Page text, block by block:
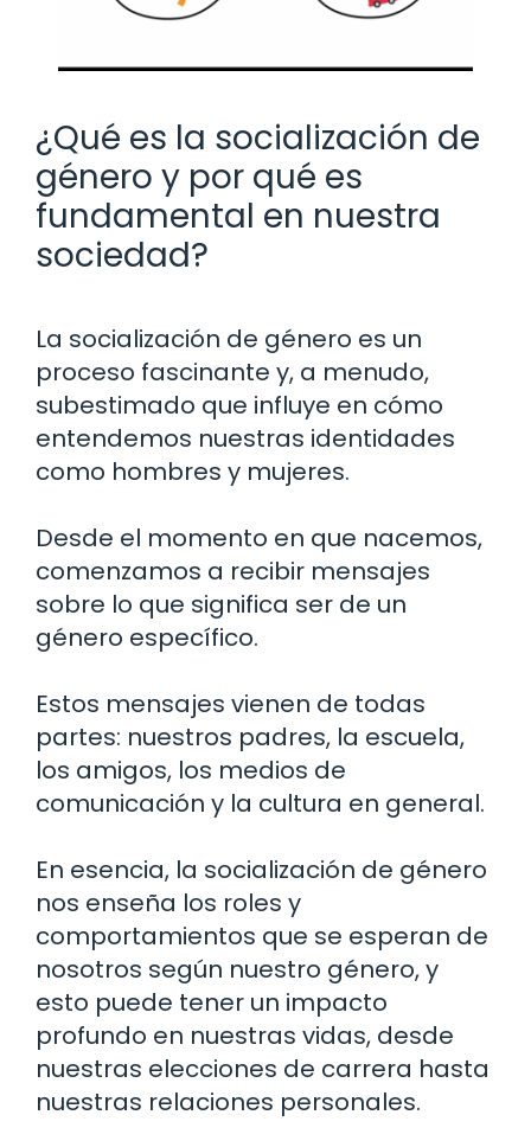
¿Qué es la socialización de
género y por qué es
fundamental en nuestra
sociedad?
La socialización de género es un
proceso fascinante y, a menudo,
subestimado que influye en cómo
entendemos nuestras identidades
como hombres y mujeres.
Desde el momento en que nacemos,
comenzamos a recibir mensajes
sobre lo que significa ser de un
género específico.
Estos mensajes vienen de todas
partes: nuestros padres, la escuela,
los amigos, los medios de
comunicación y la cultura en general.
En esencia, la socialización de género
nos enseña los roles y
comportamientos que se esperan de
nosotros según nuestro género, y
esto puede tener un impacto
profundo en nuestras vidas, desde
nuestras elecciones de carrera hasta
nuestras relaciones personales.